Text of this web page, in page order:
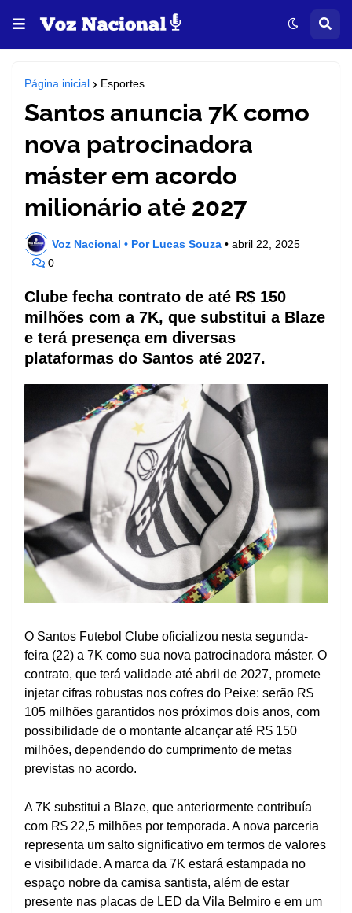
Página inicial Esportes
Santos anuncia 7K como
nova patrocinadora
máster em acordo
milionário até 2027
Voz Nacional • Por Lucas Souza • abril 22, 2025
0
Clube fecha contrato de até R$ 150
milhões com a 7K, que substitui a Blaze
e terá presença em diversas
plataformas do Santos até 2027.
O Santos Futebol Clube oficializou nesta segunda-
feira (22) a 7K como sua nova patrocinadora máster. O
contrato, que terá validade até abril de 2027, promete
injetar cifras robustas nos cofres do Peixe: serão R$
105 milhões garantidos nos próximos dois anos, com
possibilidade de o montante alcançar até R$ 150
milhões, dependendo do cumprimento de metas
previstas no acordo.
A 7K substitui a Blaze, que anteriormente contribuía
com R$ 22,5 milhões por temporada. A nova parceria
representa um salto significativo em termos de valores
e visibilidade. A marca da 7K estará estampada no
espaço nobre da camisa santista, além de estar
presente nas placas de LED da Vila Belmiro e em um